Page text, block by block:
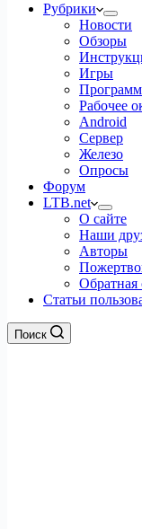
Рубрики
Новости
Обзоры
Игры
Рабочее
Android
Сервер
Железо
Опросы
Форум
LTB.net
О сайте
Наши
Авторы
Обратная
Статьи
Поиск